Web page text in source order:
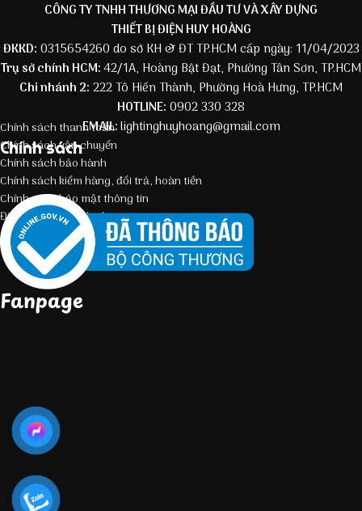
CÔNG TY TNHH THƯƠNG MẠI ĐẦU TƯ VÀ XÂY DỰNG
THIẾT BỊ ĐIỆN HUY HOÀNG
ĐKKD: 0315654260 do sở KH & ĐT TP.HCM cấp ngày: 11/04/2023
Trụ sở chính HCM:42/1A, Hoàng Bật Đạt, Phường Tân Sơn, TP.HCM
Chi nhánh 2: 222 Tô Hiến Thành, Phường Hoà Hưng, TP.HCM
HOTLINE: 0902 330 328
EMAIL:lightinghuyhoang@gmail.com
Chính sách
Chính sách thanh toán
Chính sách vận chuyển
Chính sách bảo hành
Chính sách kiểm hàng, đổi trả, hoàn tiền
Chính sách bảo mật thông tin
Điều kiện giao dịch chung
Fanpage